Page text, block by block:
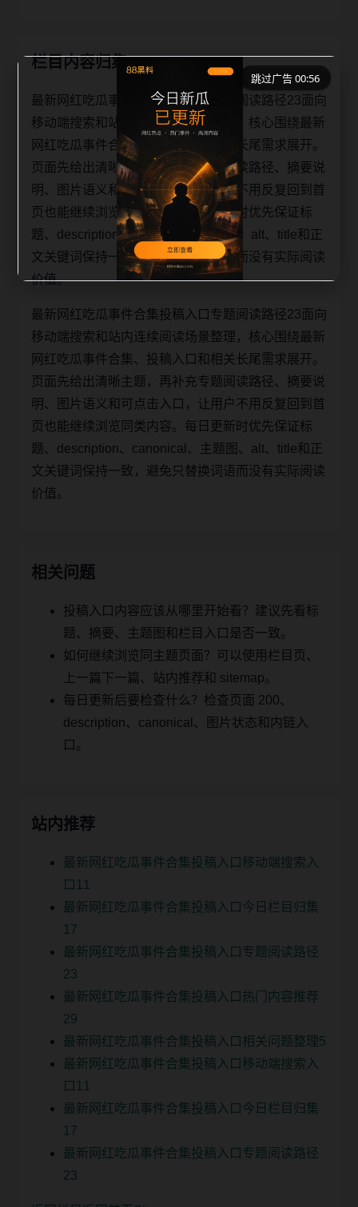
栏目内容归集
最新网红吃瓜事件合集投稿入口专题阅读路径23面向
移动端搜索和站内连续阅读场景整理，核心围绕最新
网红吃瓜事件合集、投稿入口和相关长尾需求展开。
页面先给出清晰主题，再补充专题阅读路径、摘要说
明、图片语义和可点击入口，让用户不用反复回到首
页也能继续浏览同类内容。每日更新时优先保证标
题、description、canonical、主题图、alt、title和正
文关键词保持一致，避免只替换词语而没有实际阅读
价值。
最新网红吃瓜事件合集投稿入口专题阅读路径23面向
移动端搜索和站内连续阅读场景整理，核心围绕最新
网红吃瓜事件合集、投稿入口和相关长尾需求展开。
页面先给出清晰主题，再补充专题阅读路径、摘要说
明、图片语义和可点击入口，让用户不用反复回到首
页也能继续浏览同类内容。每日更新时优先保证标
题、description、canonical、主题图、alt、title和正
文关键词保持一致，避免只替换词语而没有实际阅读
价值。
相关问题
投稿入口内容应该从哪里开始看？建议先看标
题、摘要、主题图和栏目入口是否一致。
如何继续浏览同主题页面？可以使用栏目页、
上一篇下一篇、站内推荐和 sitemap。
每日更新后要检查什么？检查页面 200、
description、canonical、图片状态和内链入
口。
站内推荐
最新网红吃瓜事件合集投稿入口移动端搜索入
口11
最新网红吃瓜事件合集投稿入口今日栏目归集
17
最新网红吃瓜事件合集投稿入口专题阅读路径
23
最新网红吃瓜事件合集投稿入口热门内容推荐
29
最新网红吃瓜事件合集投稿入口相关问题整理5
最新网红吃瓜事件合集投稿入口移动端搜索入
口11
最新网红吃瓜事件合集投稿入口今日栏目归集
17
最新网红吃瓜事件合集投稿入口专题阅读路径
23
跳过广告 00:56